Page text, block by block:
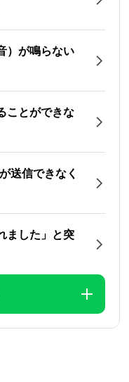
）が鳴らない
ことができな
送信できなく
ました」と突